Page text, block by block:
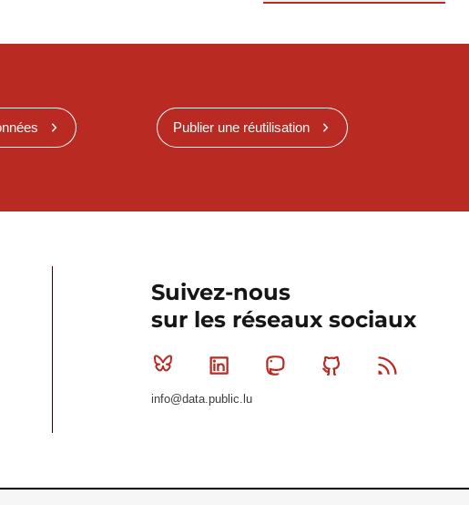
Publier une réutilisation
Suivez-nous
sur les réseaux sociaux
Bluesky Linkedin MastodonGithub
info@data.public.lu